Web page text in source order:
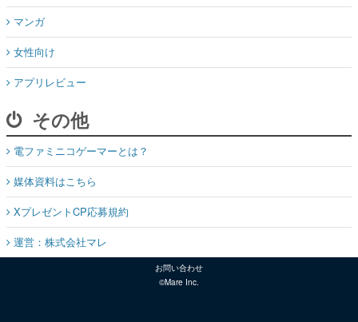
マンガ
女性向け
アプリレビュー
その他
電ファミニコゲーマーとは？
媒体資料はこちら
XプレゼントCP応募規約
運営：株式会社マレ
お問い合わせ
©Mare Inc.